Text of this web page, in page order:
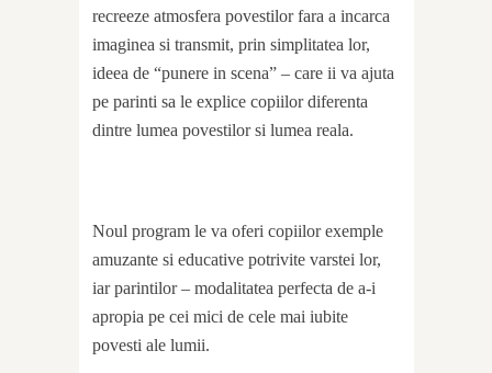
recreeze atmosfera povestilor fara a incarca
imaginea si transmit, prin simplitatea lor,
ideea de “punere in scena” – care ii va ajuta
pe parinti sa le explice copiilor diferenta
dintre lumea povestilor si lumea reala.
Noul program le va oferi copiilor exemple
amuzante si educative potrivite varstei lor,
iar parintilor – modalitatea perfecta de a-i
apropia pe cei mici de cele mai iubite
povesti ale lumii.